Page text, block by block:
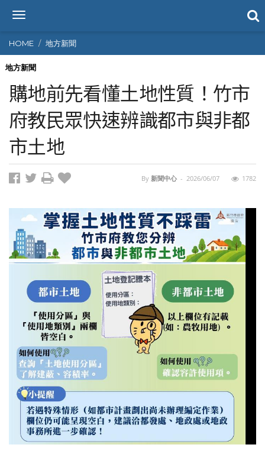
T
g
g
l
n
a
v
g
a
t
HOME 地方新聞
地方新聞
購地前先看懂土地性質！竹市
府教民眾快速辨識都市與非都
市土地
By 新聞中心 - 2026/06/07 1782